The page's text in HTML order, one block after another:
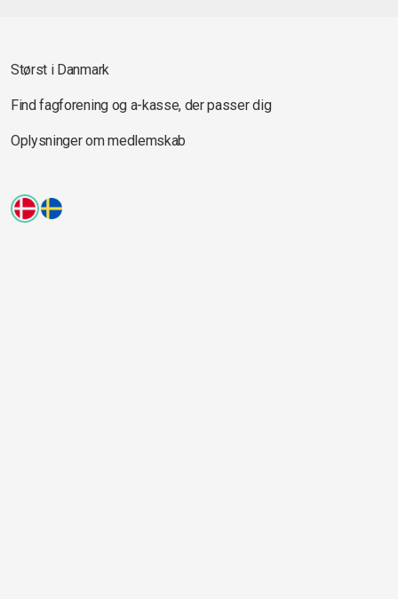
Størst i Danmark
Find fagforening og a-kasse, der passer dig
Oplysninger om medlemskab